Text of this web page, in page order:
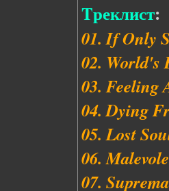
Tреклист:
01. If Only
02. World's
03. Feeling
04. Dying
05. Lost
06.
07.